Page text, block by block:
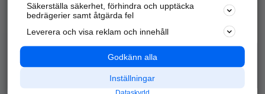
Alla kategorier
Populära sökningar
API & Kartor
Annonsera
Integritet
Nödnummer
Säkerställa säkerhet, förhindra och upptäcka
bedrägerier samt åtgärda fel
Leverera och visa reklam och innehåll
Godkänn alla
Inställningar
Dataskydd